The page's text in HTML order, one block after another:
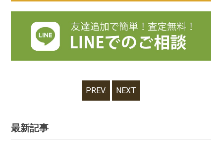
PREV. NEXT
最新記事